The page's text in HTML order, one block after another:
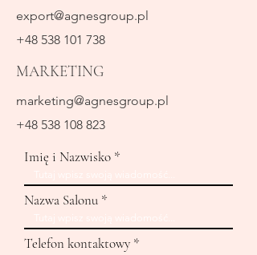
export@agnesgroup.pl
+48 538 101 738
MARKETING
marketing@agnesgroup.pl
+48 538 108 823
Imię i Nazwisko
Nazwa Salonu
Telefon kontaktowy